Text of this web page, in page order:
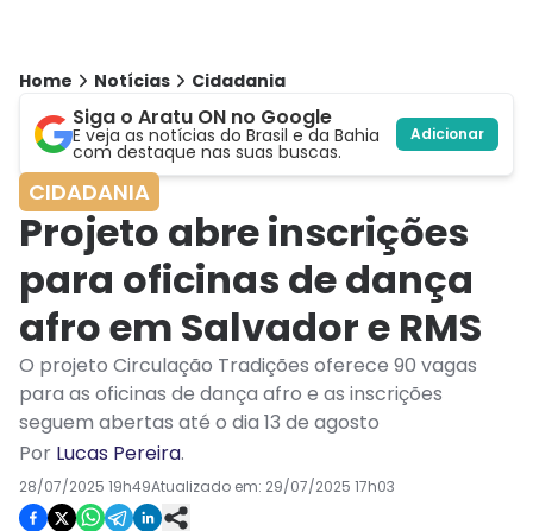
Home Notícias Cidadania
Siga o Aratu ON no Google
E veja as notícias do Brasil e da Bahia
com destaque nas suas buscas.
Adicionar
CIDADANIA
Projeto abre inscrições
para oficinas de dança
afro em Salvador e RMS
O projeto Circulação Tradições oferece 90 vagas
para as oficinas de dança afro e as inscrições
seguem abertas até o dia 13 de agosto
Por Lucas Pereira.
28/07/2025 19h49Atualizado em: 29/07/2025 17h03